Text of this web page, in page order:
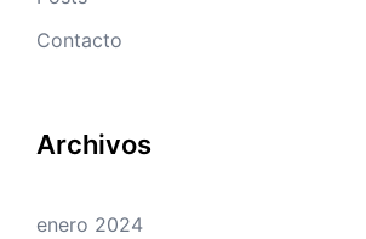
Contacto
Archivos
enero 2024